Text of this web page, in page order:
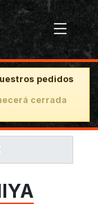
pedidos
cerrada